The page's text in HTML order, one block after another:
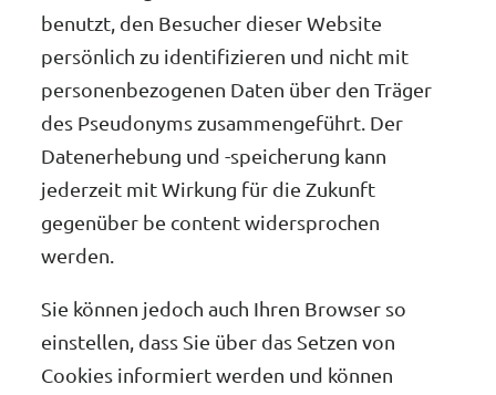
benutzt, den Besucher dieser Website
persönlich zu identifizieren und nicht mit
personenbezogenen Daten über den Träger
des Pseudonyms zusammengeführt. Der
Datenerhebung und -speicherung kann
jederzeit mit Wirkung für die Zukunft
gegenüber be content widersprochen
werden.
Sie können jedoch auch Ihren Browser so
einstellen, dass Sie über das Setzen von
Cookies informiert werden und können